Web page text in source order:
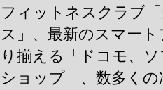
フィットネスクラブ
ス」、最新のスマー
り揃える「ドコモ、
ショップ」、数多く